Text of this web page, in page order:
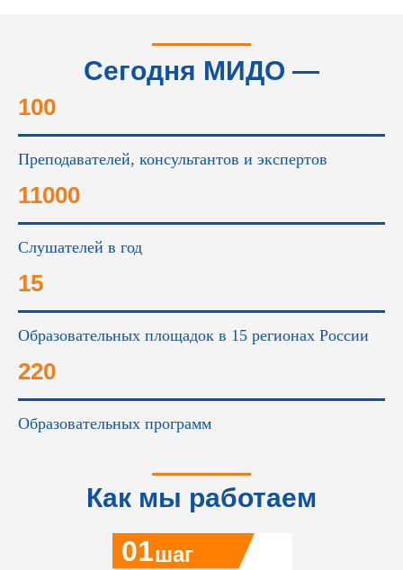
Сегодня МИДО —
100
Преподавателей, консультантов и экспертов
11000
Слушателей в год
15
Образовательных площадок в 15 регионах России
220
Образовательных программ
Как мы работаем
01шаг